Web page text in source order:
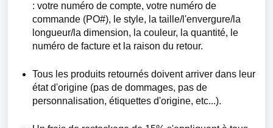
: votre numéro de compte, votre numéro de
commande (PO#), le style, la taille/l'envergure/la
longueur/la dimension, la couleur, la quantité, le
numéro de facture et la raison du retour.
Tous les produits retournés doivent arriver dans leur
état d'origine (pas de dommages, pas de
personnalisation, étiquettes d'origine, etc...).